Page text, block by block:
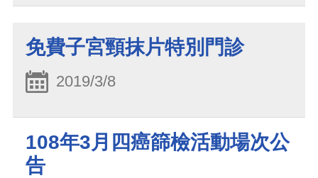
免費子宮頸抹片特別門診
2019/3/8
108年3月四癌篩檢活動場次公
告